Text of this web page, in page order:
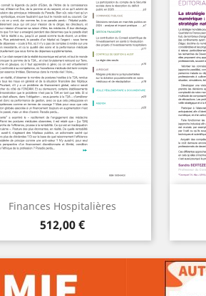
Finances Hospitalières
Prix
512,00 €
 Aperçu
AJOUTER